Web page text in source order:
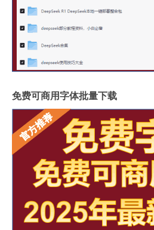
免费可商用字体批量下载